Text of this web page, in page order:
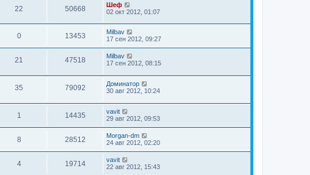
22 50668
Шеф
02 окт 2012, 01:07
0 13453
Milbav
17 сен 2012, 09:27
21 47518
Milbav
17 сен 2012, 08:15
35 79092
Доминатор
30 авг 2012, 10:24
1 14435
vavit
29 авг 2012, 09:53
8 28512
Morgan-dm
24 авг 2012, 02:20
4 19714
vavit
22 авг 2012, 15:43